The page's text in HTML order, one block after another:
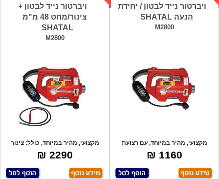
ויברטור נייד לבטון / יחידת
הנעה SHATAL
M2800
מקצועי, מהיר במיוחד, עם רצועת
נשיאה TECH
1160 ₪
ויברטור נייד לבטון +
צינור/מחט 48 מ"מ
SHATAL
M2800
מקצועי, מהיר במיוחד, כולל: צינור
ויברציה
2290 ₪